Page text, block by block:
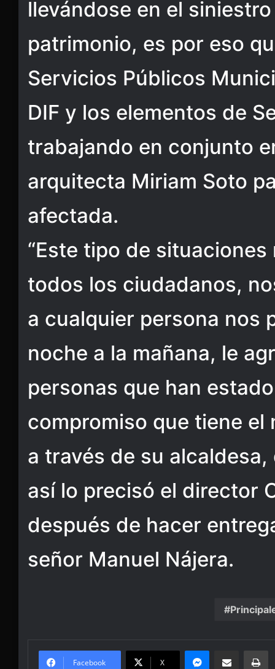
llevándose en el
patrimonio, es por eso
Servicios Públicos
DIF y los elementos de
trabajando en conjunto
arquitecta Miriam Soto
afectada.
“Este tipo de
todos los ciudadanos,
a cualquier persona nos
noche a la mañana, le
personas que han
compromiso que tiene el
a través de su alcaldesa,
así lo precisó el director
después de hacer
señor Manuel Nájera.
Facebook X
Messenger
Share via Email